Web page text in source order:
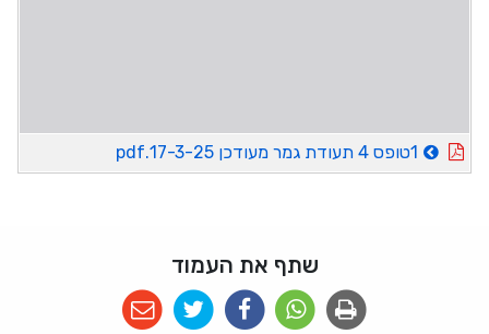
1טופס 4 תעודת גמר מעודכן 17-3-25.pdf
שתף את העמוד